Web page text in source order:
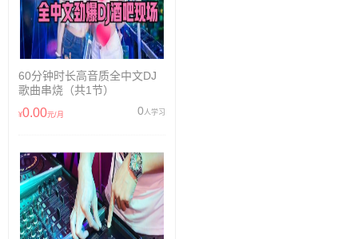
60分钟时长高音质全中文DJ
歌曲串烧（共1节）
¥0.00元/月 0人学习